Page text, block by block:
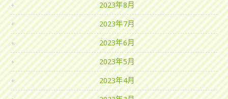
2023年8月
2023年7月
2023年6月
2023年5月
2023年4月